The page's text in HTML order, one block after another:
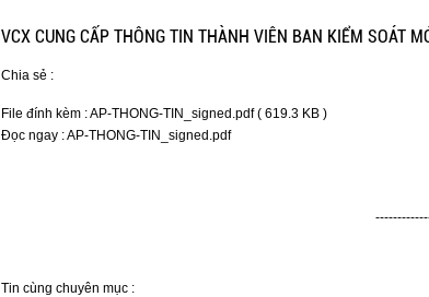
VCX CUNG CẤP THÔNG TIN THÀNH VIÊN BAN KIỂM SOÁT
Chia sẻ :
File đính kèm :AP-THONG-TIN_signed.pdf ( 619.3 KB )
Đọc ngay :AP-THONG-TIN_signed.pdf
Tin cùng chuyên mục :